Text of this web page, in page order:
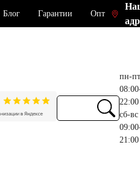
Блог Гарантии Опт
пн-пт
22:00
сб-вс
21:00